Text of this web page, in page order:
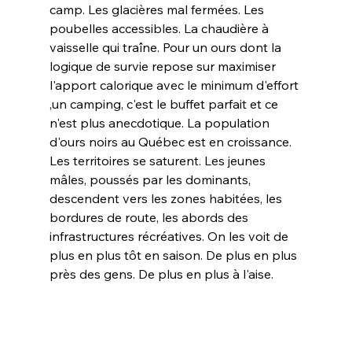
camp. Les glacières mal fermées. Les
poubelles accessibles. La chaudière à
vaisselle qui traîne. Pour un ours dont la
logique de survie repose sur maximiser
l'apport calorique avec le minimum d'effort
,un camping, c'est le buffet parfait et ce
n'est plus anecdotique. La population
d'ours noirs au Québec est en croissance.
Les territoires se saturent. Les jeunes
mâles, poussés par les dominants,
descendent vers les zones habitées, les
bordures de route, les abords des
infrastructures récréatives. On les voit de
plus en plus tôt en saison. De plus en plus
près des gens. De plus en plus à l'aise.